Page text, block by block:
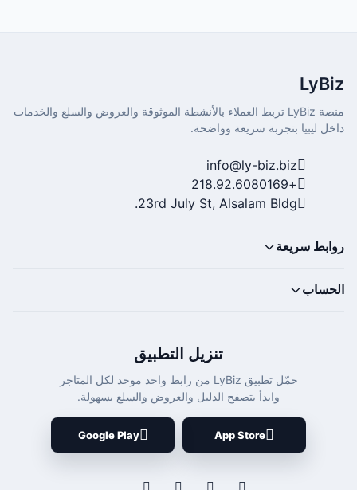
LyBiz
منصة LyBiz تربط العملاء بالأنشطة الموثوقة والعروض والسلع والخدمات
داخل ليبيا بتجربة سريعة وواضحة.
info@ly-biz.biz
+218.92.6080169
23rd July St, Alsalam Bldg.
روابط سريعة
الحساب
تنزيل التطبيق
حمّل تطبيق LyBiz من رابط واحد موحد لكل المتاجر
وابدأ بتصفح الدليل والعروض والسلع بسهولة.
App Store
Google Play